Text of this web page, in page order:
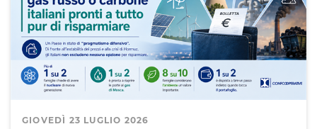
GIOVEDÌ 23 LUGLIO 2026